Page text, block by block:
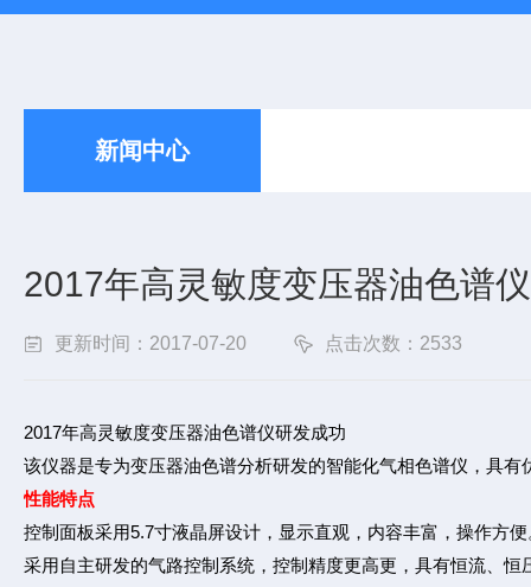
新闻中心
2017年高灵敏度变压器油色谱
更新时间：2017-07-20 点击次数：2533
2017年高灵敏度变压器油色谱仪研发成功
该仪器是专为变压器油色谱分析研发的智能化气相色谱仪，具
性能特点
控制面板采用5.7寸液晶屏设计，显示直观，内容丰富，操作方便
采用自主研发的气路控制系统，控制精度更高更，具有恒流、